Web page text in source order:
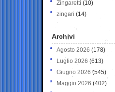
Zingaretti (10)
zingari (14)
Archivi
Agosto 2026 (178)
Luglio 2026 (613)
Giugno 2026 (545)
Maggio 2026 (402)